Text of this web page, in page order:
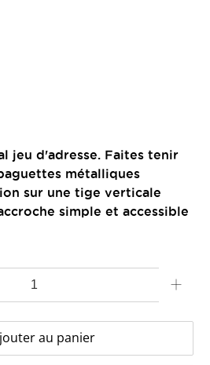
jeu d'adresse. Faites tenir
métalliques
sur une tige verticale
simple et accessible
au panier